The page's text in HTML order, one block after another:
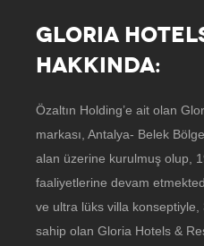
GLORIA
HAKKINDA:
Özaltın Holding’e ait olan
markası, Antalya- Belek
alan üzerine kurulmuş olup,
faaliyetlerine devam
ve ultra lüks villa konseptiyle,
sahip olan Gloria Hotels &